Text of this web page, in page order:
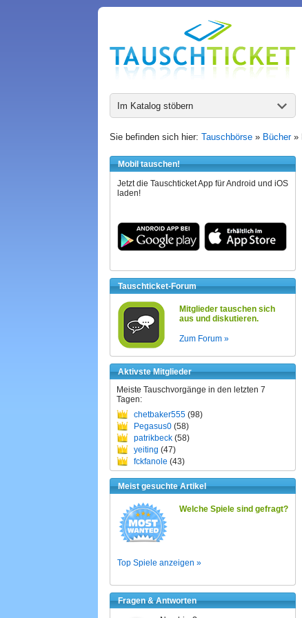
Im Katalog stöbern
Sie befinden sich hier: Tauschbörse » Bücher»
Mobil tauschen!
Jetzt die Tauschticket App für Android und iOS
laden!
Tauschticket-Forum
Mitglieder tauschen sich
aus und diskutieren.
Zum Forum »
Aktivste Mitglieder
Meiste Tauschvorgänge in den letzten 7
Tagen:
chetbaker555 (98)
Pegasus0 (58)
patrikbeck (58)
yeiting (47)
fckfanole (43)
Meist gesuchte Artikel
Welche Spiele sind gefragt?
Top Spiele anzeigen »
Fragen & Antworten